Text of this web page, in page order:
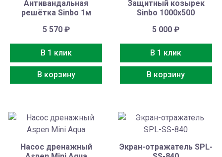
Антивандальная
решётка Sinbo 1м
5 570 ₽
В 1 клик
В корзину
Защитный козырек
Sinbo 1000х500
5 000₽
В 1 клик
В корзину
Насос дренажный
Экран-отражатель SPL-